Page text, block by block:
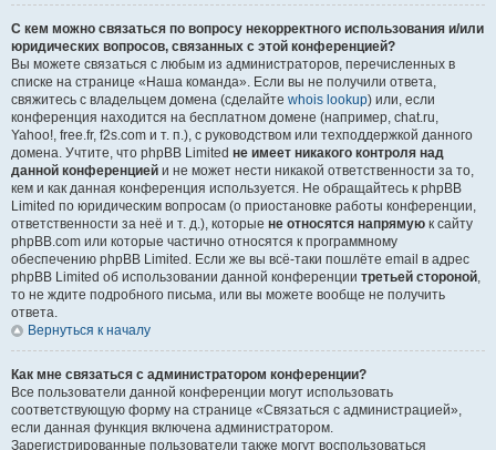
С кем можно связаться по вопросу некорректного использования и/или
юридических вопросов, связанных с этой конференцией?
Вы можете связаться с любым из администраторов, перечисленных в
списке на странице «Наша команда». Если вы не получили ответа,
свяжитесь с владельцем домена (сделайте whois lookup) или, если
конференция находится на бесплатном домене (например, chat.ru,
Yahoo!, free.fr, f2s.com и т. п.), с руководством или техподдержкой данного
домена. Учтите, что phpBB Limited не имеет никакого контроля над
данной конференцией и не может нести никакой ответственности за то,
кем и как данная конференция используется. Не обращайтесь к phpBB
Limited по юридическим вопросам (о приостановке работы конференции,
ответственности за неё и т. д.), которые не относятся напрямую к сайту
phpBB.com или которые частично относятся к программному
обеспечению phpBB Limited. Если же вы всё-таки пошлёте email в адрес
phpBB Limited об использовании данной конференции третьей стороной,
то не ждите подробного письма, или вы можете вообще не получить
ответа.
Вернуться к началу
Как мне связаться с администратором конференции?
Все пользователи данной конференции могут использовать
соответствующую форму на странице «Связаться с администрацией»,
если данная функция включена администратором.
Зарегистрированные пользователи также могут воспользоваться